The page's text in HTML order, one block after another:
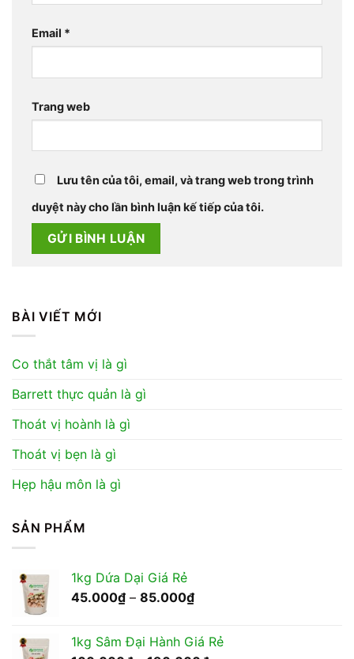
Email *
Trang web
Lưu tên của tôi, email, và trang web trong trình
duyệt này cho lần bình luận kế tiếp của tôi.
BÀI VIẾT MỚI
Co thắt tâm vị là gì
Barrett thực quản là gì
Thoát vị hoành là gì
Thoát vị bẹn là gì
Hẹp hậu môn là gì
SẢN PHẨM
1kg Dứa Dại Giá Rẻ
45.000₫ – 85.000₫Khoảng
45.000₫
1kg Sâm Đại Hành Giá Rẻ